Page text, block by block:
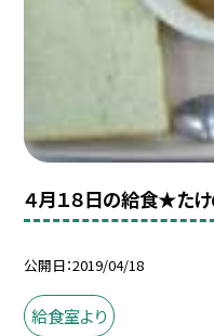
４月１８日の給食★た
公開日 2019/04/18
給食室より